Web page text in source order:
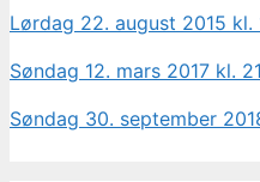
Lørdag 22. august 2015 kl.
Søndag 12. mars 2017 kl.
Søndag 30. september